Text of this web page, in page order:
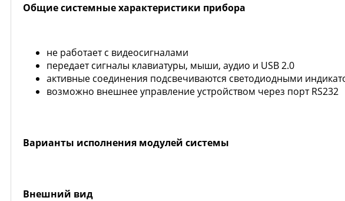
Общие системные характеристики прибора
не работает с видеосигналами
передает сигналы клавиатуры, мыши, аудио и USB 2.0
активные соединения подсвечиваются светодиодными
возможно внешнее управление устройством через порт RS232
Варианты исполнения модулей системы
Внешний вид